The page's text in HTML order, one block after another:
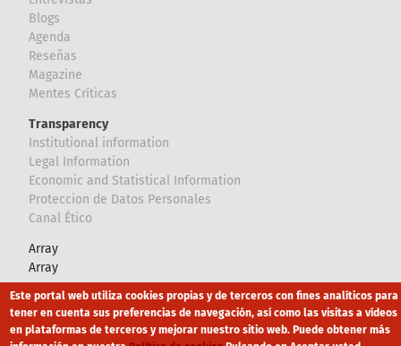
Blogs
Agenda
Reseñas
Magazine
Mentes Críticas
Transparency
Institutional information
Legal Information
Economic and Statistical Information
Proteccion de Datos Personales
Canal Ético
Array
Array
Footer Canal Ético eduroam Mapa Web
Este portal web utiliza cookies propias y de terceros con fines analíticos para
tener en cuenta sus preferencias de navegación, así como las visitas a vídeos
en plataformas de terceros y mejorar nuestro sitio web. Puede obtener más